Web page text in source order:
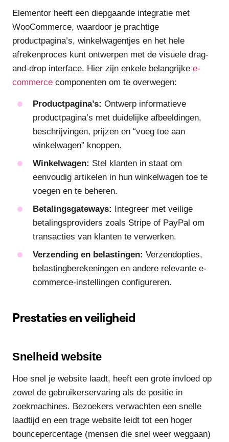
Elementor heeft een diepgaande integratie met
WooCommerce, waardoor je prachtige
productpagina’s, winkelwagentjes en het hele
afrekenproces kunt ontwerpen met de visuele drag-
and-drop interface. Hier zijn enkele belangrijke e-
commerce componenten om te overwegen:
Productpagina’s: Ontwerp informatieve
productpagina’s met duidelijke afbeeldingen,
beschrijvingen, prijzen en “voeg toe aan
winkelwagen” knoppen.
Winkelwagen: Stel klanten in staat om
eenvoudig artikelen in hun winkelwagen toe te
voegen en te beheren.
Betalingsgateways: Integreer met veilige
betalingsproviders zoals Stripe of PayPal om
transacties van klanten te verwerken.
Verzending en belastingen: Verzendopties,
belastingberekeningen en andere relevante e-
commerce-instellingen configureren.
Prestaties en veiligheid
Snelheid website
Hoe snel je website laadt, heeft een grote invloed op
zowel de gebruikerservaring als de positie in
zoekmachines. Bezoekers verwachten een snelle
laadtijd en een trage website leidt tot een hoger
bouncepercentage (mensen die snel weer weggaan)